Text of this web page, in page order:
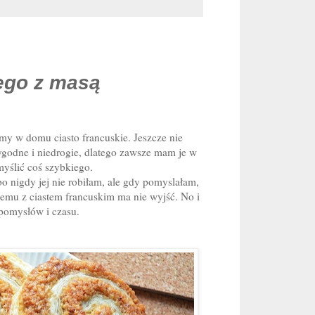
z masą
w domu ciasto francuskie. Jeszcze nie
i niedrogie, dlatego zawsze mam je w
coś szybkiego.
nigdy jej nie robiłam, ale gdy pomyslałam,
z ciastem francuskim ma nie wyjść. No i
i czasu.